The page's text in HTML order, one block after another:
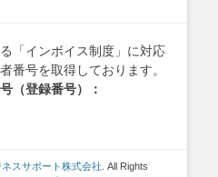
「インボイス制度」に対応
番号を取得しております。
（登録番号）：
スサポート株式会社 . All Rights